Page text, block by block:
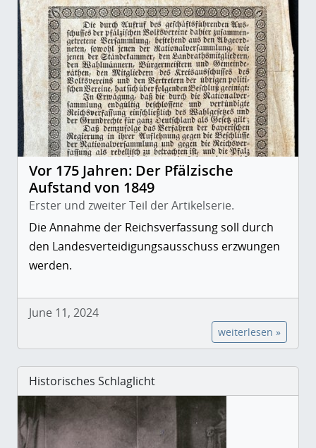
Vor 175 Jahren: Der Pfälzische
Aufstand von 1849
Erster und zweiter Teil der Artikelserie.
Die Annahme der Reichsverfassung soll durch
den Landesverteidigungsausschuss erzwungen
werden.
June 11, 2024
weiterlesen »
Historisches Schlaglicht